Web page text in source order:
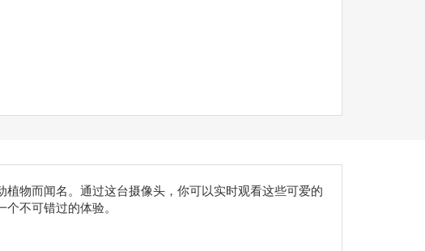
物而闻名。通过这台摄像头，你可以实时观看这些可爱的
不可错过的体验。